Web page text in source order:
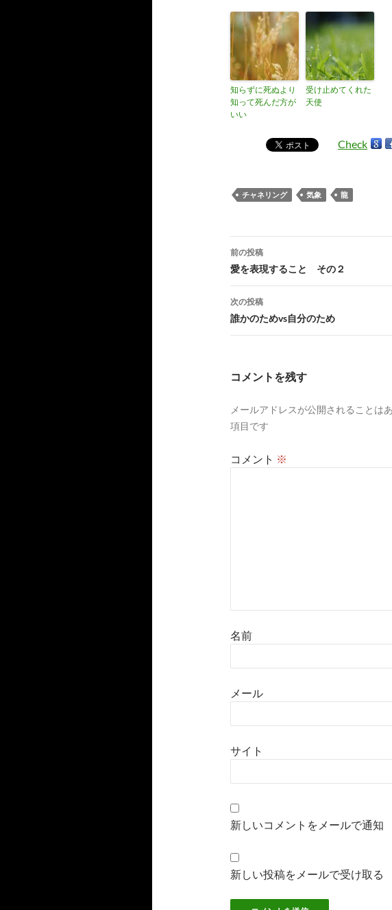
知らずに死ぬより
知って死んだ方が
いい
受け止めてくれた
天使
Check
チャネリング 気象 龍
投
稿
ナ
ビ
ゲ
ョ
前の投稿
愛を表現すること その２
次の投稿
誰かのためvs自分のため
コメントを残す
メールアドレスが公開されることは
項目です
コメント ※
名前
メール
サイト
新しいコメントをメールで通知
新しい投稿をメールで受け取る